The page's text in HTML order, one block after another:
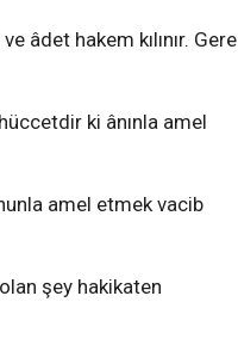
âdet hakem kılınır.
ki ânınla amel
amel etmek vacib
şey hakikaten